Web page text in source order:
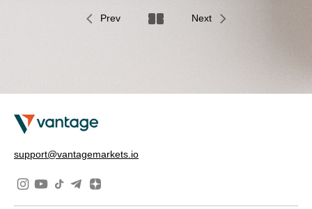
Prev Next
support@vantagemarkets.io